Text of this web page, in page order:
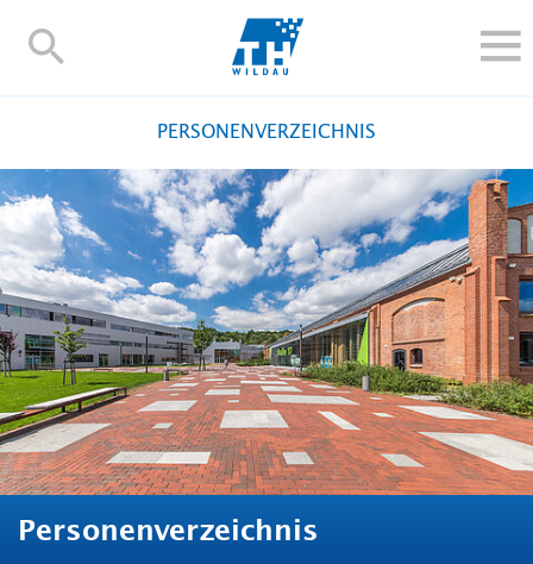
TH-
FORSCHUNG UND TRANSFER
ALUMNI
HOCHSCHULE
INTERNATIONAL
BESCHÄFTIGTE
Blogs Kontakt und Anfahrt Webmail Moodle
TH Online-Portal Personensuche English
PERSONENVERZEICHNIS
Personenverzeichnis